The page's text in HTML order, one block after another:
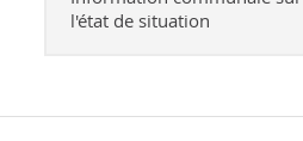
l'état de situation